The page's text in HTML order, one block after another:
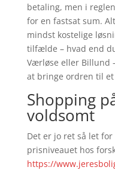
betaling, men i
for en fastsat sum.
mindst kostelige
tilfælde – hvad end
Værløse eller Billund
at bringe ordren til
Shopping
voldsomt
Det er jo ret så let
prisniveauet hos
https://